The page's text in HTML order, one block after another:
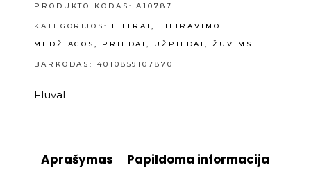
PRODUKTO KODAS:A10787
KATEGORIJOS: FILTRAI, FILTRAVIMO
MEDŽIAGOS, PRIEDAI, UŽPILDAI,ŽUVIMS
BARKODAS: 4010859107870
Fluval
Aprašymas Papildoma informacija